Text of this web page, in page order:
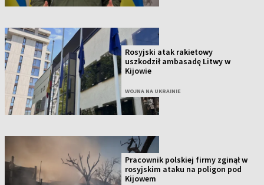
Rosyjski atak rakietowy
uszkodził ambasadę Litwy w
Kijowie
WOJNA NA UKRAINIE
Pracownik polskiej firmy zginął w
rosyjskim ataku na poligon pod
Kijowem